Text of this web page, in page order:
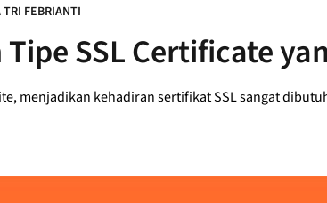
TRI FEBRIANTI
SSL Certificate
menjadikan kehadiran sertifikat SSL sangat